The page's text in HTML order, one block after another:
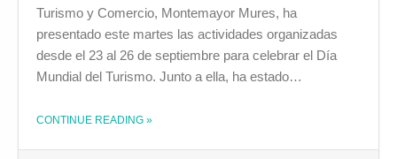
Turismo y Comercio, Montemayor Mures, ha
presentado este martes las actividades organizadas
desde el 23 al 26 de septiembre para celebrar el Día
Mundial del Turismo. Junto a ella, ha estado…
CONTINUE READING THE "EL AYUNTAMIENTO ORGANIZA RUTAS GUIADAS, UN CONCURSO DE FOTOGRAFÍA Y TEATRO PARA CELEBRAR EL DÍA MUNDIAL DEL TURISMO"
»